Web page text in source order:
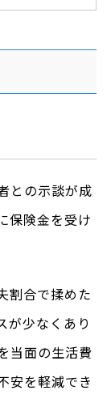
との示談が成
保険金を受け
割合で揉めた
が少なくあり
当面の生活費
安を軽減でき